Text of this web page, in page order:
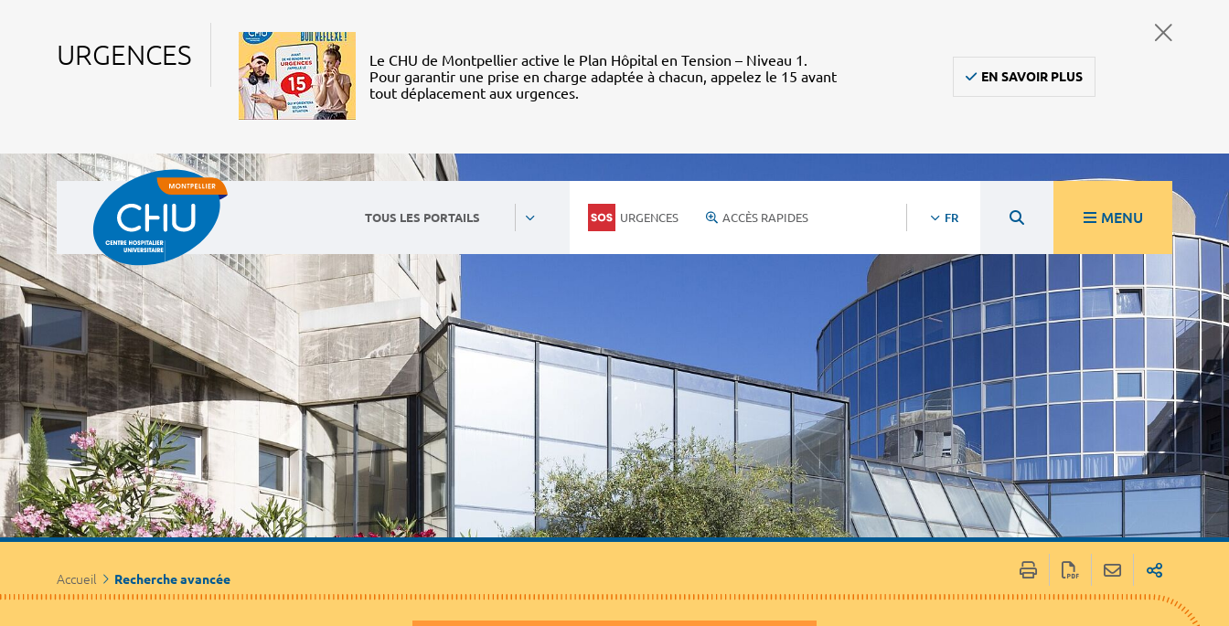
URGENCES
Le CHU de Montpellier active le Plan Hôpital en Tension – Niveau 1.
Pour garantir une prise en charge adaptée à chacun, appelez le 15 avant
tout déplacement aux urgences.
EN SAVOIR PLUS
TOUS LES PORTAILS URGENCES ACCÈS RAPIDES FR MENU
Accueil Recherche avancée